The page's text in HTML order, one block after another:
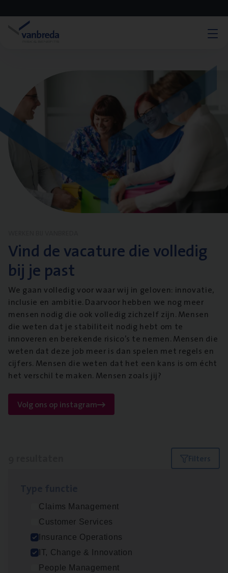
Vind de vacature die volledig
bij je past
We gaan volledig voor waar wij in geloven: innovatie,
inclusie en ambitie. Daarvoor hebben we nog meer
mensen nodig die ook volledig zichzelf zijn. Mensen
die weten dat je stabiliteit nodig hebt om te
innoveren en berekende risico’s te nemen. Mensen die
weten dat deze job meer is dan spelen met regels en
cijfers. Mensen die weten dat het een kans is om écht
het verschil te maken. Mensen zoals jij?
Volg ons op instagram
Filters
Claims Management
Customer Services
Insurance Operations
IT, Change & Innovation
People Management
(Agi­le)ITPro­ject Manager
IT, Change & Innovation
Antwerpen